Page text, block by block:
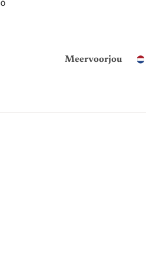
Meervoorjou